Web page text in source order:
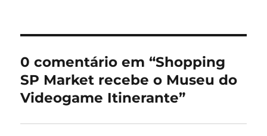
0 comentário em “Shopping
SP Market recebe o Museu do
Videogame Itinerante”